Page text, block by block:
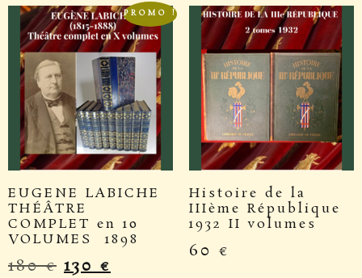
PROMO !
EUGENE LABICHE
THÉÂTRE
COMPLET en 10
VOLUMES 1898
180€ 130€
Histoire de la
IIIème République
1932 II volumes
60 €